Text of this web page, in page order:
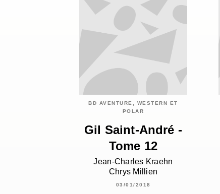
BD AVENTURE, WESTERN ET
POLAR
Gil Saint-André -
Tome 12
Jean-Charles Kraehn
Chrys Millien
03/01/2018